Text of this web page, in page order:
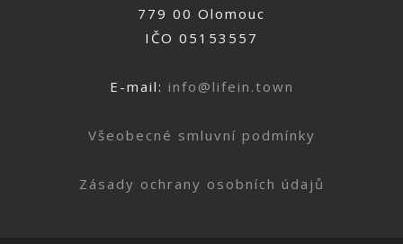
779 00 Olomouc
IČO 05153557
E-mail: info@lifein.town
Všeobecné smluvní podmínky
Zásady ochrany osobních údajů